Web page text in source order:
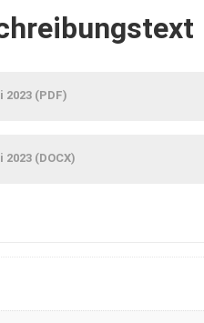
2023 (PDF)
2023 (DOCX)